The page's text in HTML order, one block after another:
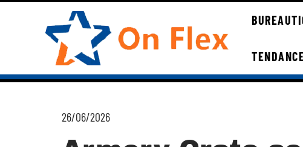
26/06/2026